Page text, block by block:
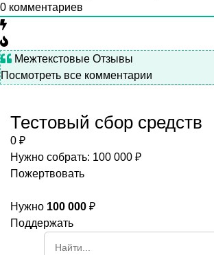
0 комментариев
Межтекстовые Отзывы
Посмотреть все комментарии
Тестовый сбор средств
0 ₽
Нужно собрать: 100 000 ₽
Пожертвовать
Нужно 100 000 ₽
Поддержать